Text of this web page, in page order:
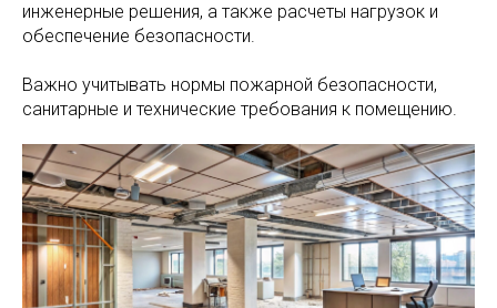
инженерные решения, а также расчеты нагрузок и
обеспечение безопасности.
Важно учитывать нормы пожарной безопасности,
санитарные и технические требования к помещению.